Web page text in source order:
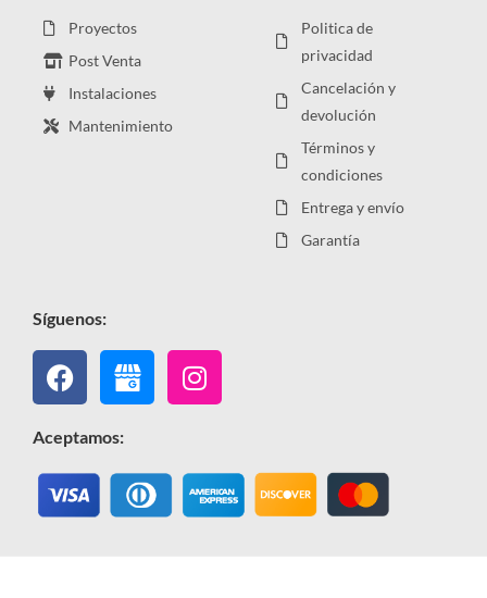
Proyectos
Post Venta
Instalaciones
Mantenimiento
Politica de
privacidad
Cancelación y
devolución
Términos y
condiciones
Entrega y envío
Garantía
Síguenos:
Facebook Instagram
Aceptamos: